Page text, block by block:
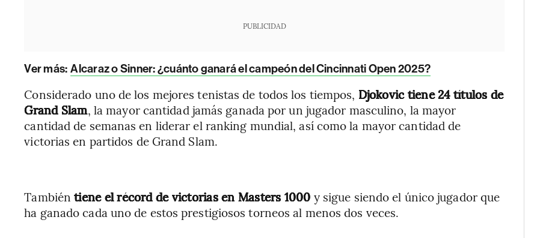
PUBLICIDAD
Ver más: Alcaraz o Sinner: ¿cuánto ganará el campeón del Cincinnati Open 2025?
Considerado uno de los mejores tenistas de todos los tiempos, Djokovic tiene 24 títulos de
Grand Slam, la mayor cantidad jamás ganada por un jugador masculino, la mayor
cantidad de semanas en liderar el ranking mundial, así como la mayor cantidad de
victorias en partidos de Grand Slam.
Tambiéntiene el récord de victorias en Masters 1000 y sigue siendo el único jugador que
ha ganado cada uno de estos prestigiosos torneos al menos dos veces.